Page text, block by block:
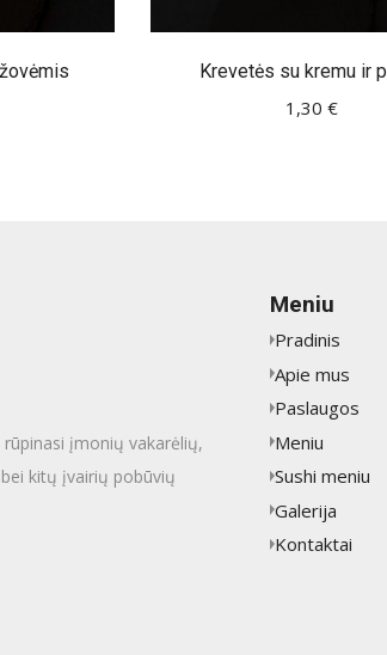
Krevetės su kremu ir
1,30 €
įmonių vakarėlių,
kitų įvairių pobūvių
Meniu
Pradinis
Apie mus
Paslaugos
Meniu
Sushi meniu
Galerija
Kontaktai